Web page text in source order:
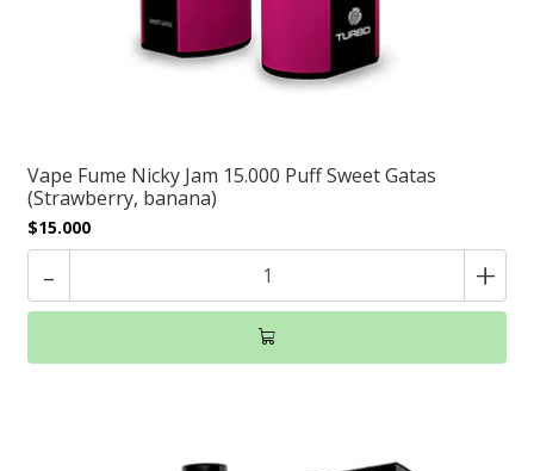
Vape Fume Nicky Jam 15.000 Puff Sweet Gatas
(Strawberry, banana)
$15.000
- +